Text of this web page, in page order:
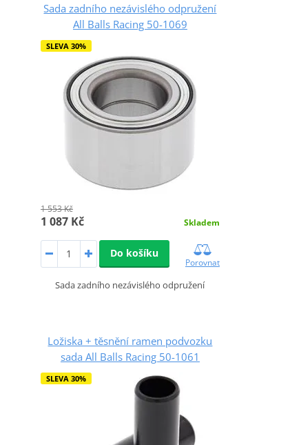
Sada zadního nezávislého odpružení
All Balls Racing 50-1069
SLEVA 30%
1 553 Kč
1 087 Kč Skladem
Do košíku
Porovnat
Sada zadního nezávislého odpružení
Ložiska + těsnění ramen podvozku
sada All Balls Racing 50-1061
SLEVA 30%